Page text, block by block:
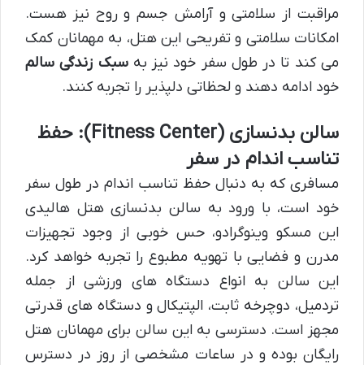
مراقبت از سلامتی و آرامش جسم و روح نیز هست.
امکانات سلامتی و تفریحی این هتل، به مهمانان کمک
می کند تا در طول سفر خود نیز بهسبک زندگی سالم
خود ادامه دهند و لحظاتی دلپذیر را تجربه کنند.
سالن بدنسازی (Fitness Center): حفظ
تناسب اندام در سفر
مسافری که به دنبال حفظ تناسب اندام در طول سفر
خود است، با ورود به سالن بدنسازی هتل هالیدی
این مسکو وینوگرادو، حس خوبی از وجود تجهیزات
مدرن و فضایی با تهویه مطبوع را تجربه خواهد کرد.
این سالن به انواع دستگاه های ورزشی از جمله
تردمیل، دوچرخه ثابت، الپتیکال و دستگاه های قدرتی
مجهز است. دسترسی به این سالن برای مهمانان هتل
رایگان بوده و در ساعات مشخصی از روز در دسترس